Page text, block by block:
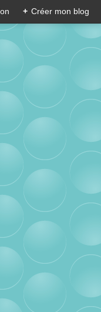
+ Créer mon blog